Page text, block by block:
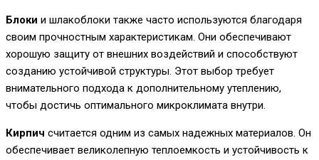
Блоки и шлакоблоки также часто используются благодаря
своим прочностным характеристикам. Они обеспечивают
хорошую защиту от внешних воздействий и способствуют
созданию устойчивой структуры. Этот выбор требует
внимательного подхода к дополнительному утеплению,
чтобы достичь оптимального микроклимата внутри.
Кирпич считается одним из самых надежных материалов. Он
обеспечивает великолепную теплоемкость и устойчивость к